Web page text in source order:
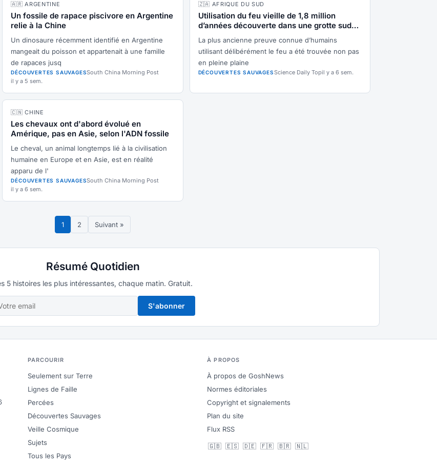
🇦🇷 ARGENTINE
Un fossile de rapace piscivore en Argentine
relie à la Chine
Un dinosaure récemment identifié en Argentine
mangeait du poisson et appartenait à une famille
de rapaces jusq
DÉCOUVERTES SAUVAGESSouth China Morning Post
il y a 5 sem.
🇿🇦 AFRIQUE DU SUD
Utilisation du feu vieille de 1,8 million
d’années découverte dans une grotte sud-
africaine
La plus ancienne preuve connue d’humains
utilisant délibérément le feu a été trouvée non pas
en pleine plaine
DÉCOUVERTES SAUVAGESScience Daily Topil y a 6 sem.
🇨🇳 CHINE
Les chevaux ont d'abord évolué en
Amérique, pas en Asie, selon l'ADN fossile
Le cheval, un animal longtemps lié à la civilisation
humaine en Europe et en Asie, est en réalité
apparu de l'
DÉCOUVERTES SAUVAGESSouth China Morning Post
il y a 6 sem.
1 2 Suivant »
Résumé Quotidien
5 histoires les plus intéressantes, chaque matin. Gratuit.
S'abonner
PARCOURIR
Seulement sur Terre
Lignes de Faille
Percées
Découvertes Sauvages
Veille Cosmique
Sujets
Tous les Pays
À PROPOS
À propos de GoshNews
Normes éditoriales
Copyright et signalements
Plan du site
Flux RSS
🇬🇧 🇪🇸 🇩🇪 🇫🇷 🇧🇷 🇳🇱